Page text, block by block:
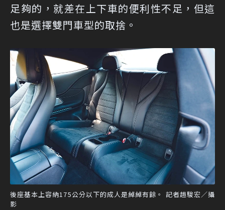
足夠的，就差在上下車的便利性不足，但這
也是選擇雙門車型的取捨。
後座基本上容納175公分以下的成人是綽綽有餘。 記者趙駿宏／攝
影